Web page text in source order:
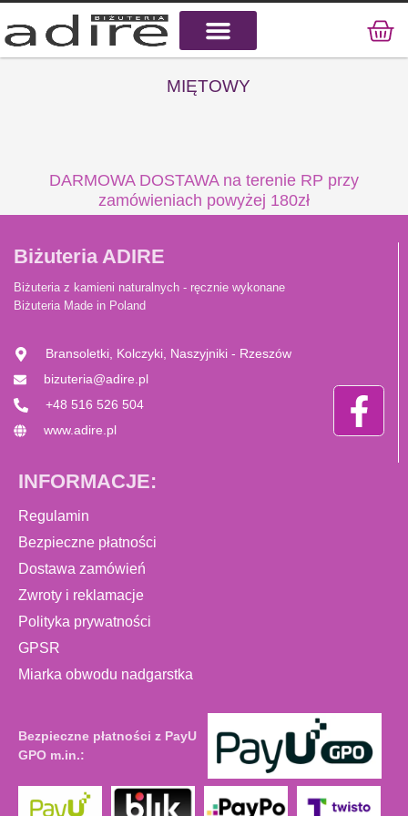
MIĘTOWY
DARMOWA DOSTAWA na terenie RP przy
zamówieniach powyżej 180zł
Biżuteria ADIRE
Biżuteria z kamieni naturalnych - ręcznie wykonane
Biżuteria Made in Poland
Bransoletki, Kolczyki, Naszyjniki - Rzeszów
bizuteria@adire.pl
+48 516 526 504
www.adire.pl
INFORMACJE:
Regulamin
Bezpieczne płatności
Dostawa zamówień
Zwroty i reklamacje
Polityka prywatności
GPSR
Miarka obwodu nadgarstka
Bezpieczne płatności z PayU
GPO m.in.: